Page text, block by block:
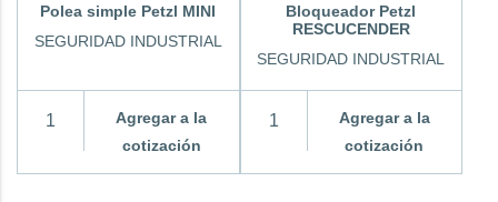
Polea simple Petzl MINI
SEGURIDAD INDUSTRIAL
Agregar a la
cotización
Bloqueador Petzl
RESCUCENDER
SEGURIDAD INDUSTRIAL
Agregar a la
cotización